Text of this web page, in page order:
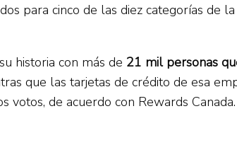
para cinco de las diez categorías de
historia con más de 21 mil personas
que las tarjetas de crédito de esa
de acuerdo con Rewards Canada.